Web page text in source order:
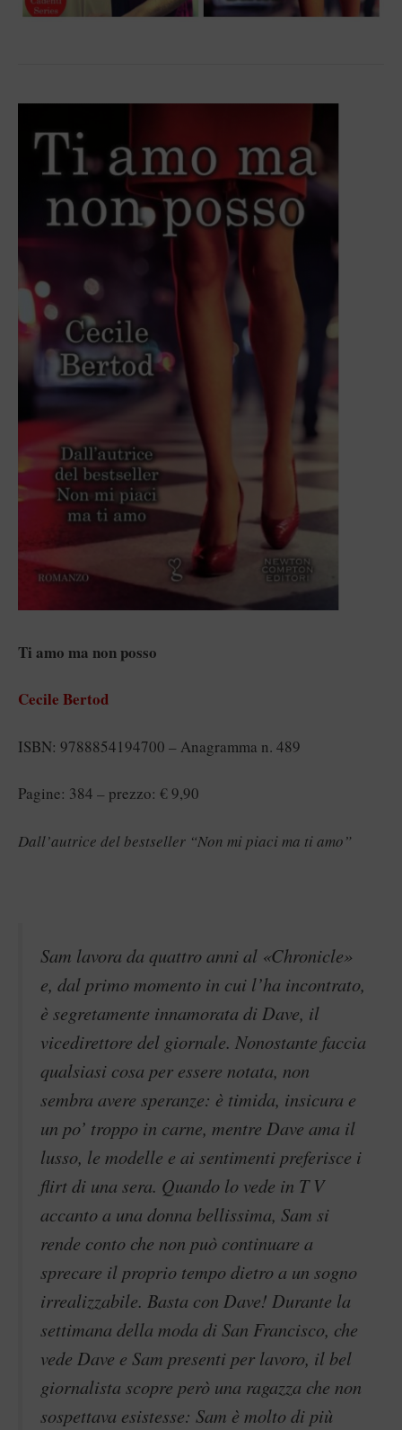
Ti amo ma non posso
Cecile Bertod
ISBN: 9788854194700 – Anagramma n. 489
Pagine: 384 – prezzo: € 9,90
Dall’autrice del bestseller “Non mi piaci ma ti amo”
Sam lavora da quattro anni al «Chronicle»
e, dal primo momento in cui l’ha incontrato,
è segretamente innamorata di Dave, il
vicedirettore del giornale. Nonostante faccia
qualsiasi cosa per essere notata, non
sembra avere speranze: è timida, insicura e
un po’ troppo in carne, mentre Dave ama il
lusso, le modelle e ai sentimenti preferisce i
flirt di una sera. Quando lo vede in T V
accanto a una donna bellissima, Sam si
rende conto che non può continuare a
sprecare il proprio tempo dietro a un sogno
irrealizzabile. Basta con Dave! Durante la
settimana della moda di San Francisco, che
vede Dave e Sam presenti per lavoro, il bel
giornalista scopre però una ragazza che non
sospettava esistesse: Sam è molto di più